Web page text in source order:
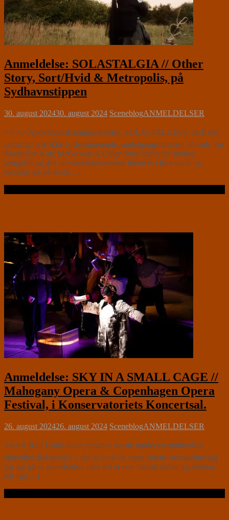
Anmeldelse: SOLASTALGIA // Other
Story, Sort/Hvid & Metropolis, på
Sydhavnstippen
30. august 202430. august 2024 SceneblogANMELDELSER
⭐⭐⭐⭐ Apokalyptisk naturoplevelse. SOLASTALGIA er cli-fi der
underligt nok ikke er deprimerende, undergangsrammen til trods, for
Madeleine Kate McGowan & Other Story indhyller savnet,
længslen og den allestedsnærværende hjemve, i lyse toner og
ukueligt gå-på-mod[…]
Anmeldelse: SKY IN A SMALL CAGE //
Mahogany Opera & Copenhagen Opera
Festival, i Konservatoriets Koncertsal.
26. august 202426. august 2024 SceneblogANMELDELSER
⭐⭐⭐⭐ Rolf Hinds kontemplative musik møder en ambivalent
anmelder. Indrømmet – det er en af de mere syrede overskrifter jeg
har sat på en anmeldelse, men det er rent faktisk sådan jeg tænker,
når jeg[…]